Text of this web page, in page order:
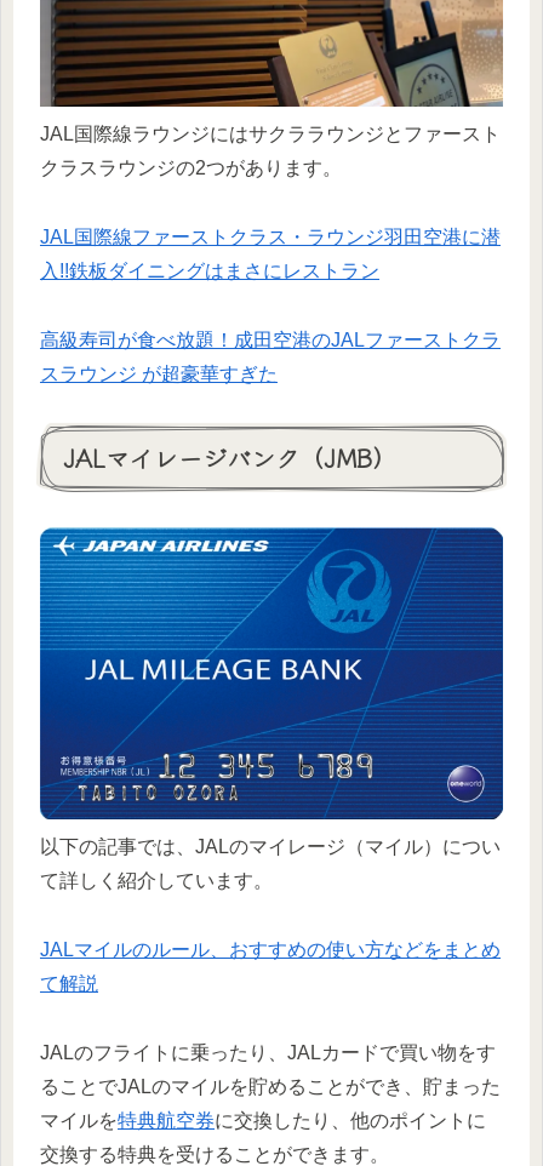
JAL国際線ラウンジにはサクララウンジとファースト
クラスラウンジの2つがあります。
JAL国際線ファーストクラス・ラウンジ羽田空港に潜
入!!鉄板ダイニングはまさにレストラン
高級寿司が食べ放題！成田空港のJALファーストクラ
スラウンジ が超豪華すぎた
JALマイレージバンク（JMB）
以下の記事では、JALのマイレージ（マイル）につい
て詳しく紹介しています。
JALマイルのルール、おすすめの使い方などをまとめ
て解説
JALのフライトに乗ったり、JALカードで買い物をす
ることでJALのマイルを貯めることができ、貯まった
マイルを特典航空券に交換したり、他のポイントに
交換する特典を受けることができます。